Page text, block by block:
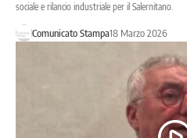
sociale e rilancio industriale per il Salernitano.
Comunicato Stampa18 Marzo 2026